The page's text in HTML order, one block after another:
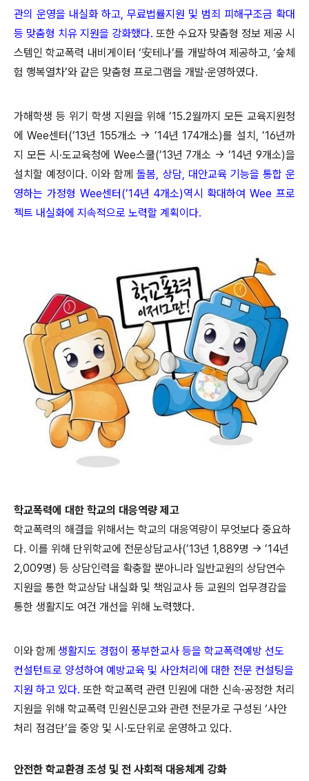
관의 운영을 내실화 하고, 무료법률지원 및 범죄 피해구조금 확대
등 맞춤형 치유 지원을 강화했다. 또한 수요자 맞춤형 정보 제공 시
스템인 학교폭력 내비게이터 ‘安테나’를 개발하여 제공하고, ‘숲체
험 행복열차’와 같은 맞춤형 프로그램을 개발·운영하였다.
가해학생 등 위기 학생 지원을 위해 ’15.2월까지 모든 교육지원청
에 Wee센터(’13년 155개소 → ’14년 174개소)를 설치, ’16년까
지 모든 시·도교육청에 Wee스쿨(’13년 7개소 → ’14년 9개소)을
설치할 예정이다. 이와 함께돌봄, 상담, 대안교육 기능을 통합 운
영하는 가정형 Wee센터(’14년 4개소)역시 확대하여 Wee 프로
젝트 내실화에 지속적으로 노력할 계획이다.
학교폭력에 대한 학교의 대응역량 제고
학교폭력의 해결을 위해서는 학교의 대응역량이 무엇보다 중요하
다. 이를 위해 단위학교에 전문상담교사(’13년 1,889명 → ’14년
2,009명) 등 상담인력을 확충할 뿐아니라 일반교원의 상담연수
지원을 통한 학교상담 내실화 및 책임교사 등 교원의 업무경감을
통한 생활지도 여건 개선을 위해 노력했다.
이와 함께 생활지도 경험이 풍부한교사 등을 학교폭력예방 선도
컨설턴트로 양성하여 예방교육 및 사안처리에 대한 전문 컨설팅을
지원 하고 있다. 또한 학교폭력 관련 민원에 대한 신속·공정한 처리
지원을 위해 학교폭력 민원신문고와 관련 전문가로 구성된 ‘사안
처리 점검단’을 중앙 및 시·도단위로 운영하고 있다.
안전한 학교환경 조성 및 전 사회적 대응체계 강화